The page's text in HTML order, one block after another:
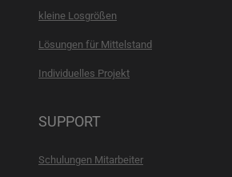
kleine Losgrößen
Lösungen für Mittelstand
Individuelles Projekt
SUPPORT
Schulungen Mitarbeiter